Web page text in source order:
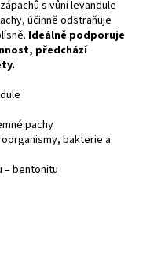
s vůní levandule
účinně odstraňuje
Ideálně podporuje
předchází
pachy
bakterie a
– bentonitu